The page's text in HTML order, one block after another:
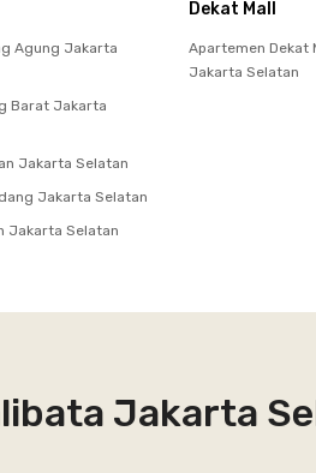
Agung Jakarta
Barat Jakarta
Jakarta Selatan
Jakarta Selatan
Jakarta Selatan
Dekat Mall
Apartemen Dekat
Jakarta Selatan
Jakarta